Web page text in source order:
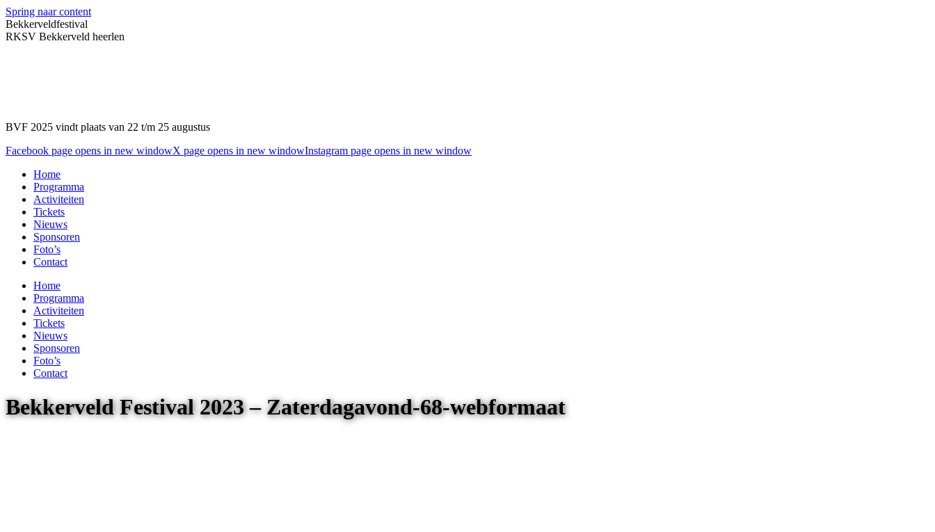
Spring naar content
Bekkerveldfestival
RKSV Bekkerveld heerlen
BVF 2025 vindt plaats van 22 t/m 25 augustus
Facebook page opens in new windowX page opens in new windowInstagram page opens in new window
Home
Programma
Activiteiten
Tickets
Nieuws
Sponsoren
Foto’s
Contact
Home
Programma
Activiteiten
Tickets
Nieuws
Sponsoren
Foto’s
Contact
Bekkerveld Festival 2023 – Zaterdagavond-68-webformaat